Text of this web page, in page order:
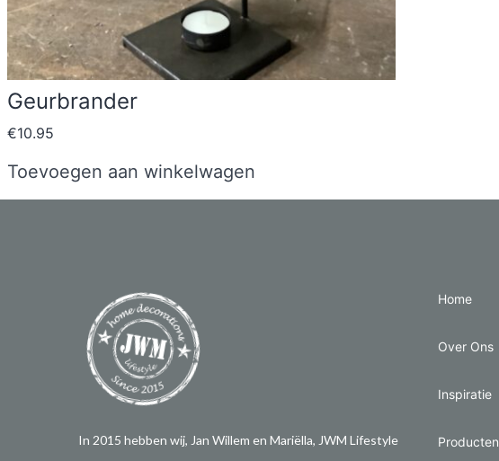
Geurbrander
€10.95
Toevoegen aan winkelwagen
In 2015 hebben wij, Jan Willem en Mariëlla, JWM Lifestyle
Home
Over Ons
Inspiratie
Producten